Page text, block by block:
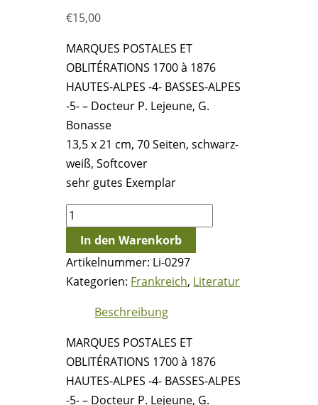
€15,00
MARQUES POSTALES ET
OBLITÉRATIONS 1700 à 1876
HAUTES-ALPES -4- BASSES-ALPES
-5- – Docteur P. Lejeune, G.
Bonasse
13,5 x 21 cm, 70 Seiten, schwarz-
weiß, Softcover
sehr gutes Exemplar
MARQUES
POSTALES
ET
OBLITÉRATIONS
1700
HAUTES-
ALPES
-4-
In den Warenkorb
Artikelnummer: Li-0297
Kategorien: Frankreich, Literatur
Beschreibung
MARQUES POSTALES ET
OBLITÉRATIONS 1700 à 1876
HAUTES-ALPES -4- BASSES-ALPES
-5- – Docteur P. Lejeune, G.